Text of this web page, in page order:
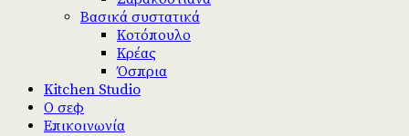
Βασικά συστατικά
Κοτόπουλο
Κρέας
Όσπρια
Kitchen Studio
Ο σεφ
Επικοινωνία